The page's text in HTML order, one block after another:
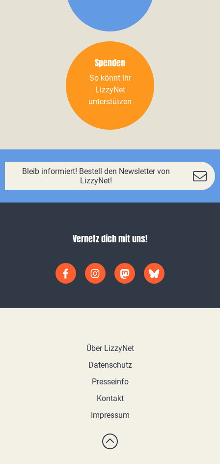
Spenden
So könnt ihr
LizzyNet
unterstützen
Bleib informiert! Bestell den Newsletter von
LizzyNet!
Vernetz dich mit uns!
Über LizzyNet
Datenschutz
Presseinfo
Kontakt
Impressum